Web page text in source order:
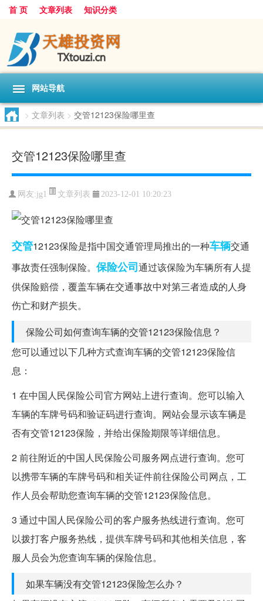
首 页 文章列表 知识分类
网站导航
> 文章列表 > 交管12123保险哪里查
交管12123保险哪里查
网友:jg1 文章列表 2023-12-01 10:20:23
交管12123保险是指中国交通管理局推出的一种车辆交通
事故责任强制保险。 保险公司通过该保险为车辆所有人提
供保险赔偿，覆盖车辆在交通事故中对第三者造成的人身
伤亡和财产损失。
保险公司如何查询车辆的交管12123保险信息？
您可以通过以下几种方式查询车辆的交管12123保险信
息：
1 在中国人民保险公司官方网站上进行查询。您可以输入
车辆的车牌号码和验证码进行查询。网站会显示该车辆是
否有交管12123保险，并给出保险期限等详细信息。
2 前往附近的中国人民保险公司服务网点进行查询。您可
以携带车辆的车牌号码和相关证件前往保险公司网点，工
作人员会帮助您查询车辆的交管12123保险信息。
3 通过中国人民保险公司的客户服务热线进行查询。您可
以拨打客户服务热线，提供车牌号码和其他相关信息，客
服人员会为您查询车辆的保险信息。
如果车辆没有交管12123保险怎么办？